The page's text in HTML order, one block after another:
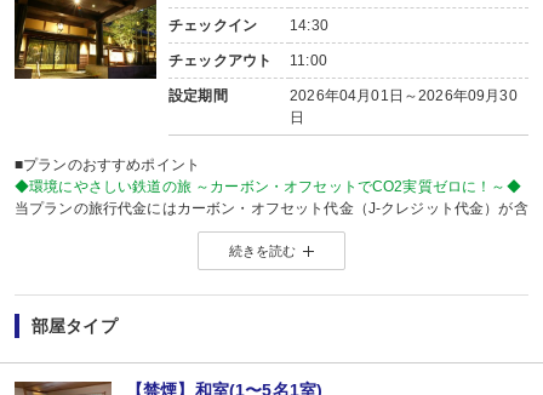
チェックイン 14:30
チェックアウト 11:00
設定期間
2026年04月01日～2026年09月30
日
■プランのおすすめポイント
◆環境にやさしい鉄道の旅 ～カーボン・オフセットでCO2実質ゼロに！～◆
当プランの旅行代金にはカーボン・オフセット代金（J-クレジット代金）が含
森林保全に役立てられます。
旅行の移動で排出されるCO2を埋め合わせ（オフセット）出来る仕組みとなっ
※カーボン・オフセットについて、詳しくはこちら
※購入先：日本製紙木材株式会社
※J-クレジット制度とは…省エネルギー機器の導入や森林経営などの取組みに
温室効果ガスの排出削減量や吸収量をクレジット」として国が認証する制度
J-クレジットの購入は、地域の森林整備を応援することに繋がります。
続きを読む
部屋タイプ
【禁煙】和室(1〜5名1室)